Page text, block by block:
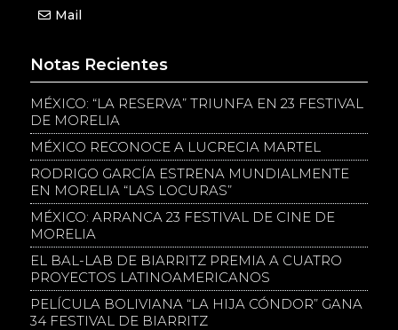
Mail
Notas Recientes
MÉXICO: “LA RESERVA” TRIUNFA EN 23 FESTIVAL
DE MORELIA
MÉXICO RECONOCE A LUCRECIA MARTEL
RODRIGO GARCÍA ESTRENA MUNDIALMENTE
EN MORELIA “LAS LOCURAS”
MÉXICO: ARRANCA 23 FESTIVAL DE CINE DE
MORELIA
EL BAL-LAB DE BIARRITZ PREMIA A CUATRO
PROYECTOS LATINOAMERICANOS
PELÍCULA BOLIVIANA “LA HIJA CÓNDOR” GANA
34 FESTIVAL DE BIARRITZ